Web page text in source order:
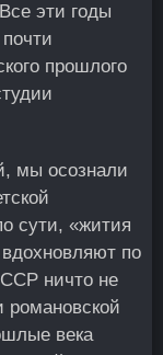
эти годы
прошлого
мы осознали
сути, «жития
по
ничто не
века